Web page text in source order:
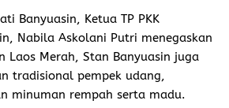
Banyuasin, Ketua TP PKK
Nabila Askolani Putri menegaskan
Laos Merah, Stan Banyuasin juga
tradisional pempek udang,
minuman rempah serta madu.